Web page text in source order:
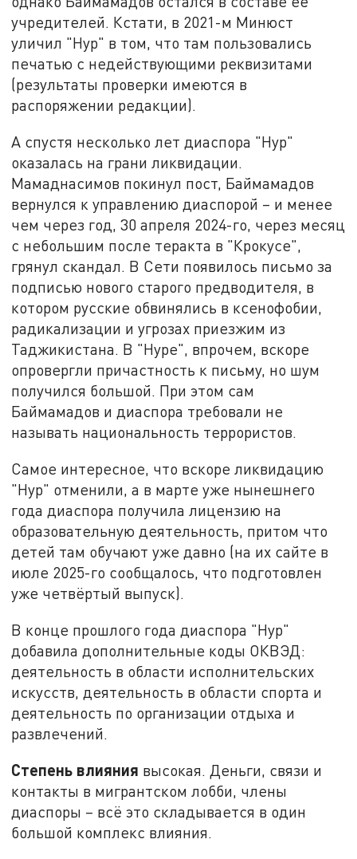
учредителей. Кстати, в 2021-м Минюст
уличил "Нур" в том, что там пользовались
печатью с недействующими реквизитами
(результаты проверки имеются в
распоряжении редакции).
А спустя несколько лет диаспора "Нур"
оказалась на грани ликвидации.
Мамаднасимов покинул пост, Баймамадов
вернулся к управлению диаспорой – и менее
чем через год, 30 апреля 2024-го, через месяц
с небольшим после теракта в "Крокусе",
грянул скандал. В Сети появилось письмо за
подписью нового старого предводителя, в
котором русские обвинялись в ксенофобии,
радикализации и угрозах приезжим из
Таджикистана. В "Нуре", впрочем, вскоре
опровергли причастность к письму, но шум
получился большой. При этом сам
Баймамадов и диаспора требовали не
называть национальность террористов.
Самое интересное, что вскоре ликвидацию
"Нур" отменили, а в марте уже нынешнего
года диаспора получила лицензию на
образовательную деятельность, притом что
детей там обучают уже давно (на их сайте в
июле 2025-го сообщалось, что подготовлен
уже четвёртый выпуск).
В конце прошлого года диаспора "Нур"
добавила дополнительные коды ОКВЭД:
деятельность в области исполнительских
искусств, деятельность в области спорта и
деятельность по организации отдыха и
развлечений.
Степень влияния высокая. Деньги, связи и
контакты в мигрантском лобби, члены
диаспоры – всё это складывается в один
большой комплекс влияния.